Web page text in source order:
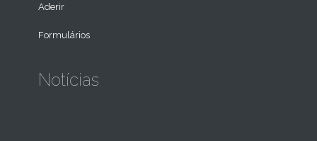
Aderir
Formulários
Notícias